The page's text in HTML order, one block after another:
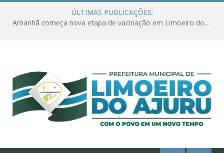
ÚLTIMAS PUBLICAÇÕES:
Amanhã começa nova etapa de vacinação em Limoeiro do Ajuru para idosos com 65 ou mais